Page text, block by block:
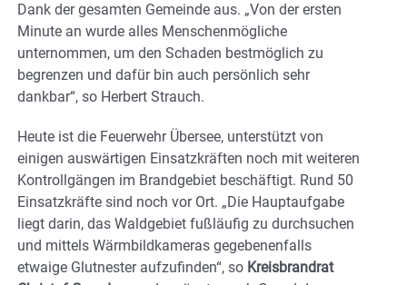
Dank der gesamten Gemeinde aus. „Von der ersten
Minute an wurde alles Menschenmögliche
unternommen, um den Schaden bestmöglich zu
begrenzen und dafür bin auch persönlich sehr
dankbar“, so Herbert Strauch.
Heute ist die Feuerwehr Übersee, unterstützt von
einigen auswärtigen Einsatzkräften noch mit weiteren
Kontrollgängen im Brandgebiet beschäftigt. Rund 50
Einsatzkräfte sind noch vor Ort. „Die Hauptaufgabe
liegt darin, das Waldgebiet fußläufig zu durchsuchen
und mittels Wärmbildkameras gegebenenfalls
etwaige Glutnester aufzufinden“, so Kreisbrandrat